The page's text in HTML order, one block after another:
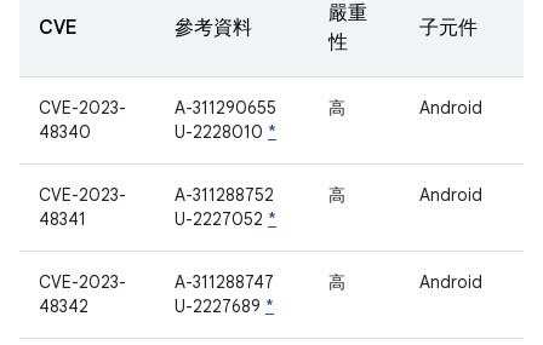
CVE 參考資料
嚴重
性
子元件
CVE-2023-
48340
A-311290655
U-2228010 *
高 Android
CVE-2023-
48341
A-311288752
U-2227052 *
高 Android
CVE-2023-
48342
A-311288747
U-2227689 *
高 Android